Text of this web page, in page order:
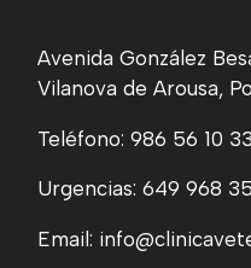
Avenida González
Vilanova de Arousa,
Teléfono: 986 56 10 33
Urgencias: 649 968
Email: